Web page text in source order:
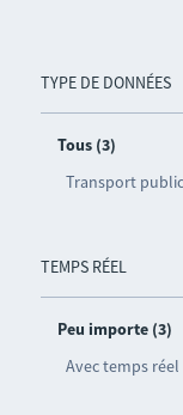
TYPE DE DONNÉES
Tous (3)
Transport
TEMPS RÉEL
Peu importe (3)
Avec temps réel